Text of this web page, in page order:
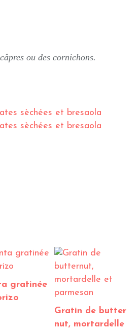
ou des cornichons.
gratinée
Gratin de butter
nut, mortardelle